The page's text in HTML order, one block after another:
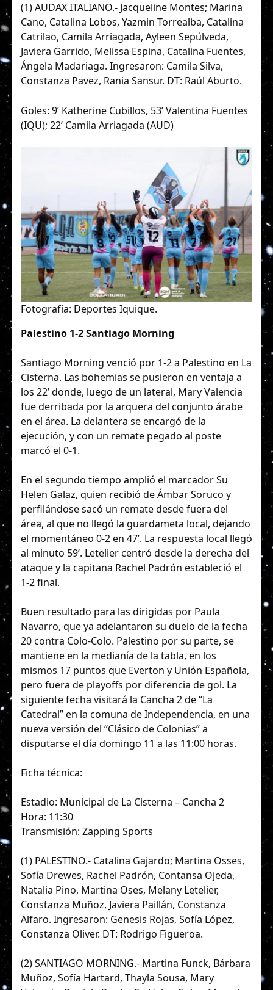
(1) AUDAX ITALIANO.- Jacqueline Montes; Marina
Cano, Catalina Lobos, Yazmin Torrealba, Catalina
Catrilao, Camila Arriagada, Ayleen Sepúlveda,
Javiera Garrido, Melissa Espina, Catalina Fuentes,
Ángela Madariaga. Ingresaron: Camila Silva,
Constanza Pavez, Rania Sansur. DT: Raúl Aburto.
Goles: 9’ Katherine Cubillos, 53’ Valentina Fuentes
(IQU); 22’ Camila Arriagada (AUD)
Fotografía: Deportes Iquique.
Palestino 1-2 Santiago Morning
Santiago Morning venció por 1-2 a Palestino en La
Cisterna. Las bohemias se pusieron en ventaja a
los 22’ donde, luego de un lateral, Mary Valencia
fue derribada por la arquera del conjunto árabe
en el área. La delantera se encargó de la
ejecución, y con un remate pegado al poste
marcó el 0-1.
En el segundo tiempo amplió el marcador Su
Helen Galaz, quien recibió de Ámbar Soruco y
perfilándose sacó un remate desde fuera del
área, al que no llegó la guardameta local, dejando
el momentáneo 0-2 en 47’. La respuesta local llegó
al minuto 59’. Letelier centró desde la derecha del
ataque y la capitana Rachel Padrón estableció el
1-2 final.
Buen resultado para las dirigidas por Paula
Navarro, que ya adelantaron su duelo de la fecha
20 contra Colo-Colo. Palestino por su parte, se
mantiene en la medianía de la tabla, en los
mismos 17 puntos que Everton y Unión Española,
pero fuera de playoffs por diferencia de gol. La
siguiente fecha visitará la Cancha 2 de “La
Catedral” en la comuna de Independencia, en una
nueva versión del “Clásico de Colonias” a
disputarse el día domingo 11 a las 11:00 horas.
Ficha técnica:
Estadio: Municipal de La Cisterna – Cancha 2
Hora: 11:30
Transmisión: Zapping Sports
(1) PALESTINO.- Catalina Gajardo; Martina Osses,
Sofía Drewes, Rachel Padrón, Contansa Ojeda,
Natalia Pino, Martina Oses, Melany Letelier,
Constanza Muñoz, Javiera Paillán, Constanza
Alfaro. Ingresaron: Genesis Rojas, Sofía López,
Constanza Oliver. DT: Rodrigo Figueroa.
(2) SANTIAGO MORNING.- Martina Funck, Bárbara
Muñoz, Sofía Hartard, Thayla Sousa, Mary